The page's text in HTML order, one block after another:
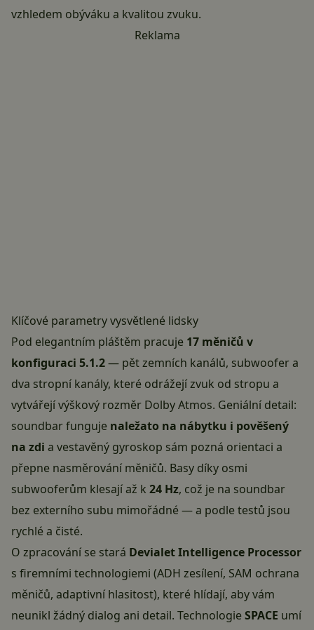
vzhledem obýváku a kvalitou zvuku.
Reklama
Klíčové parametry vysvětlené lidsky
Pod elegantním pláštěm pracuje 17 měničů v
konfiguraci 5.1.2— pět zemních kanálů, subwoofer a
dva stropní kanály, které odrážejí zvuk od stropu a
vytvářejí výškový rozměr Dolby Atmos. Geniální detail:
soundbar funguje naležato na nábytku i pověšený
na zdi a vestavěný gyroskop sám pozná orientaci a
přepne nasměrování měničů. Basy díky osmi
subwooferům klesají až k 24 Hz, což je na soundbar
bez externího subu mimořádné — a podle testů jsou
rychlé a čisté.
O zpracování se stará Devialet Intelligence Processor
s firemními technologiemi (ADH zesílení, SAM ochrana
měničů, adaptivní hlasitost), které hlídají, aby vám
neunikl žádný dialog ani detail. TechnologieSPACE umí